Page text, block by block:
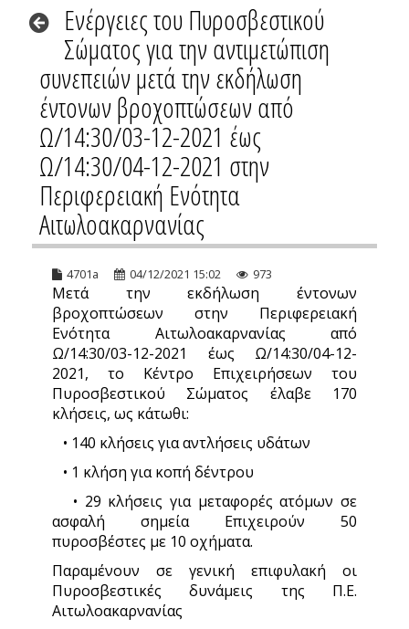
Ενέργειες του Πυροσβεστικού
Σώματος για την αντιμετώπιση
συνεπειών μετά την εκδήλωση
έντονων βροχοπτώσεων από
Ω/14:30/03-12-2021 έως
Ω/14:30/04-12-2021 στην
Περιφερειακή Ενότητα
Αιτωλοακαρνανίας
4701a 04/12/2021 15:02 973
Μετά την εκδήλωση έντονων
βροχοπτώσεων στην Περιφερειακή
Ενότητα Αιτωλοακαρνανίας από
Ω/14:30/03-12-2021 έως Ω/14:30/04-12-
2021, το Κέντρο Επιχειρήσεων του
Πυροσβεστικού Σώματος έλαβε 170
κλήσεις, ως κάτωθι:
• 140 κλήσεις για αντλήσεις υδάτων
• 1 κλήση για κοπή δέντρου
• 29 κλήσεις για μεταφορές ατόμων σε
ασφαλή σημεία Επιχειρούν 50
πυροσβέστες με 10 οχήματα.
Παραμένουν σε γενική επιφυλακή οι
Πυροσβεστικές δυνάμεις της Π.Ε.
Αιτωλοακαρνανίας